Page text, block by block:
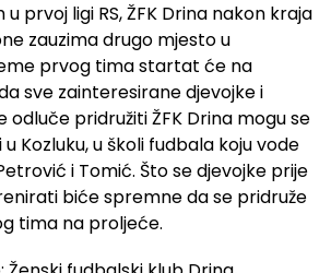
prvoj ligi RS, ŽFK Drina nakon kraja
zauzima drugo mjesto u
prvog tima startat će na
sve zainteresirane djevojke i
odluče pridružiti ŽFK Drina mogu se
Kozluku, u školi fudbala koju vode
i Tomić. Što se djevojke prije
biće spremne da se pridruže
tima na proljeće.